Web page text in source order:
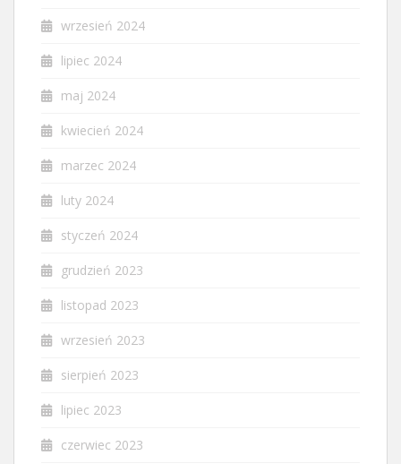
wrzesień 2024
lipiec 2024
maj 2024
kwiecień 2024
marzec 2024
luty 2024
styczeń 2024
grudzień 2023
listopad 2023
wrzesień 2023
sierpień 2023
lipiec 2023
czerwiec 2023